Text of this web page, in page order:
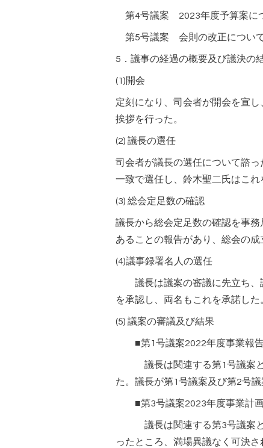
第4号議案 2023年度予算案に
第5号議案 会則の改正につい
5．議事の経過の概要及び議決の
(1)開会
定刻になり、司会者が開会を宣
挨拶を行った。
(2) 議長の選任
司会者が議長の選任について諮
一致で選任し、鈴木聖二氏はこれ
(3) 総会定足数の確認
議長から総会定足数の確認を事
あることの報告があり、総会の
(4)議事録署名人の選任
議長は議案の審議に先立ち、
を承認し、両名もこれを承諾した
(5) 議案の審議及び結果
■第1号議案2022年度事業報告
議長は関連する第1号議案と2
た。議長が第1号議案及び第2号
■第3号議案2023年度事業計画
議長は関連する第3号議案と4
ったところ、満場異議なく可決さ